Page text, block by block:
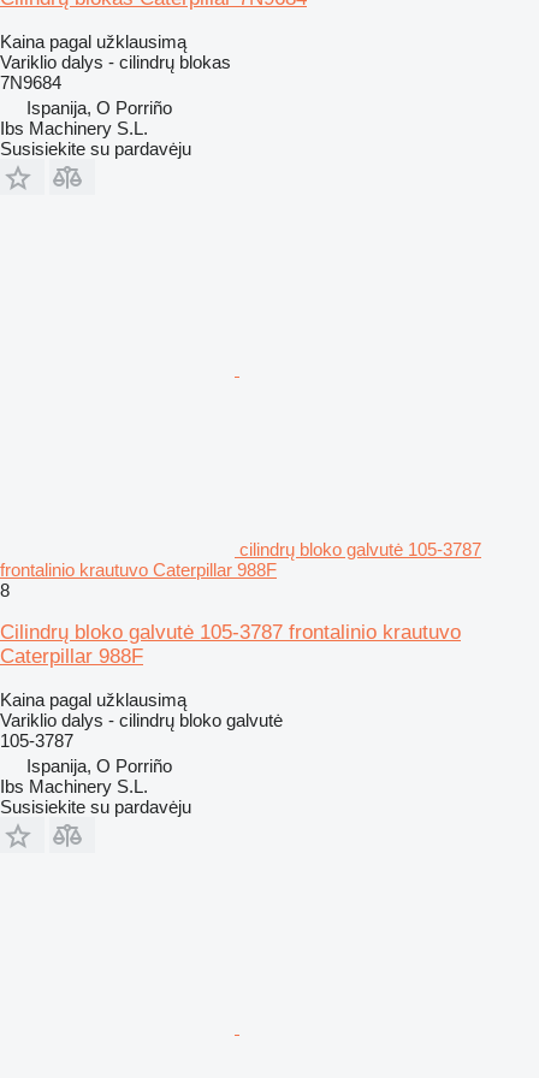
Kaina pagal užklausimą
Variklio dalys - cilindrų blokas
7N9684
Ispanija, O Porriño
Ibs Machinery S.L.
Susisiekite su pardavėju
cilindrų bloko galvutė 105-3787
frontalinio krautuvo Caterpillar 988F
8
Cilindrų bloko galvutė 105-3787 frontalinio krautuvo
Caterpillar 988F
Kaina pagal užklausimą
Variklio dalys - cilindrų bloko galvutė
105-3787
Ispanija, O Porriño
Ibs Machinery S.L.
Susisiekite su pardavėju